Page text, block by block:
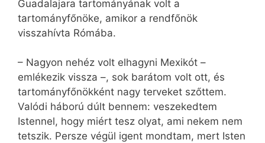
Guadalajara tartományának volt a
tartományfőnöke, amikor a rendfőnök
visszahívta Rómába.
– Nagyon nehéz volt elhagyni Mexikót –
emlékezik vissza –, sok barátom volt ott, és
tartományfőnökként nagy terveket szőttem.
Valódi háború dúlt bennem: veszekedtem
Istennel, hogy miért tesz olyat, ami nekem nem
tetszik. Persze végül igent mondtam, mert Isten